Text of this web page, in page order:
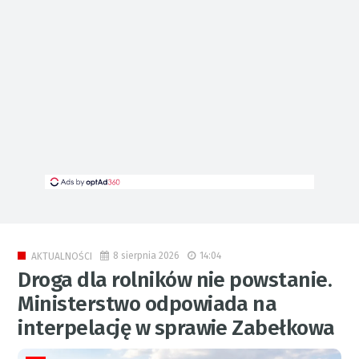
AKTUALNOŚCI 8 sierpnia 2026 14:04
Droga dla rolników nie powstanie.
Ministerstwo odpowiada na
interpelację w sprawie Zabełkowa